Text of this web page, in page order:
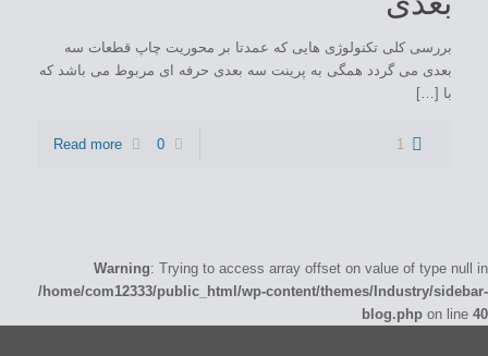
بررسی کلی تکنولوژی هایی که عمدتا بر محوریت چاپ قطعات سه
بعدی می گردد همگی به پرینت سه بعدی حرفه ای مربوط می باشد که
با […]
1
0
Read more
Warning: Trying to access array offset on value of type null in
/home/com12333/public_html/wp-content/themes/Industry/sidebar-
blog.php on line 40